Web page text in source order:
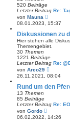
B
i
r
a
g
520 Beiträge
Letzter Beitrag Re:
von Mauna
e
u
e
s
t
e
B
e
i
t
a
08.01.2023, 15:37
Diskussionen zu
Hier stehen alle
Themengebiet.
30 Themen
1221 Beiträge
Letzter Beitrag Re:
von Arco29
e
u
e
s
r
e
26.11.2021, 08:04
Rund um den
13 Themen
85 Beiträge
Letzter Beitrag Re:
von Gordo
e
u
06.02.2022, 14:26